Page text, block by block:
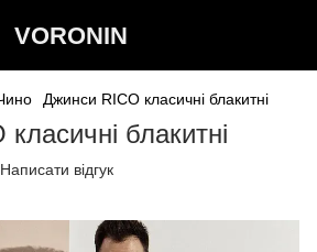
VORONIN
Джинси RICO класичні блакитні
блакитні
Написати відгук